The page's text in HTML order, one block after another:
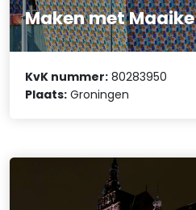
Maken met Maaike
KvK nummer: 80283950
Plaats: Groningen